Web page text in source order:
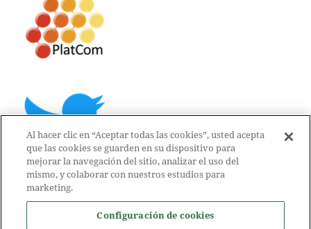
Al hacer clic en “Aceptar todas las cookies”, usted acepta
que las cookies se guarden en su dispositivo para
mejorar la navegación del sitio, analizar el uso del
mismo, y colaborar con nuestros estudios para
marketing.
Configuración de cookies